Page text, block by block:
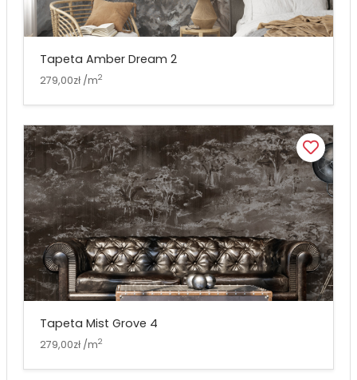
Tapeta Amber Dream 2
279,00zł /m2
Tapeta Mist Grove 4
279,00zł /m2